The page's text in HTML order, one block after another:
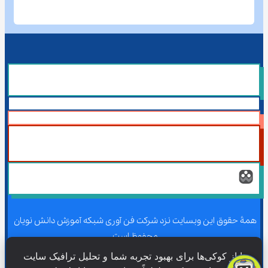
همۀ حقوق این وبسایت نزد شرکت فن آوری شبکه آموزش دانش نویان
محفوظ است.
ما از کوکی‌ها برای بهبود تجربه شما و تحلیل ترافیک سایت